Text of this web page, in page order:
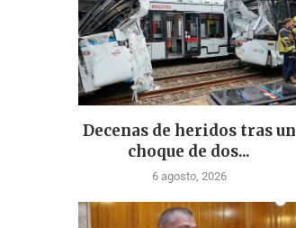
Decenas de heridos tras un
choque de dos...
6 agosto, 2026